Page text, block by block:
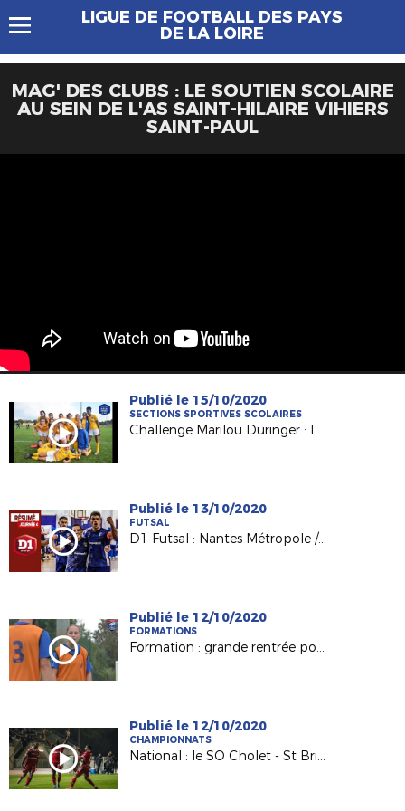
LIGUE DE FOOTBALL DES PAYS
DE LA LOIRE
MAG' DES CLUBS : LE SOUTIEN SCOLAIRE
AU SEIN DE L'AS SAINT-HILAIRE VIHIERS
SAINT-PAUL
Publié le 15/10/2020
SECTIONS SPORTIVES SCOLAIRES
Challenge Marilou Duringer : les collègiennes de Nantes La Colinière qualifiées !
Publié le 13/10/2020
FUTSAL
D1 Futsal : Nantes Métropole / Mouvaux Lile (1-6)
Publié le 12/10/2020
FORMATIONS
Formation : grande rentrée pour nos BMF Apprentissage
Publié le 12/10/2020
CHAMPIONNATS
National : le SO Cholet - St Brieuc (5-4), le résumé